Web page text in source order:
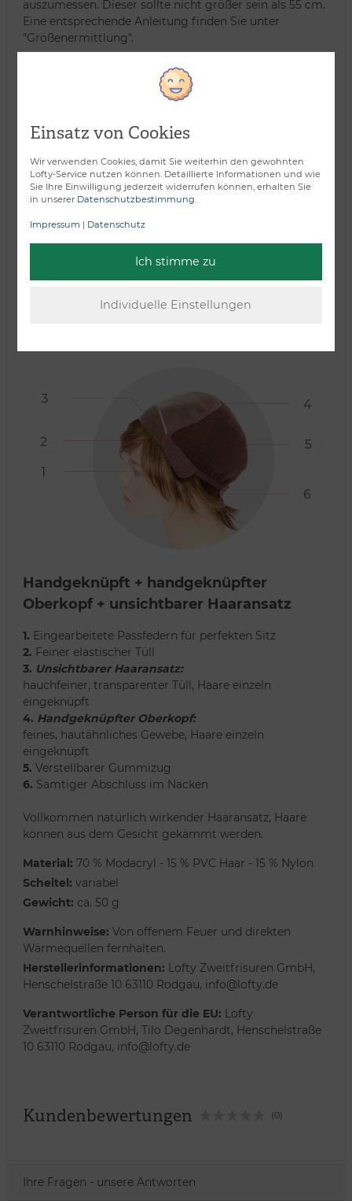
auszumessen. Dieser sollte nicht größer sein als 55 cm.
Eine entsprechende Anleitung finden Sie unter
"Größenermittlung".
Verarbeitungsart:
Handgeknüpft + handgeknüpfter
Oberkopf + unsichtbarer Haaransatz
1. Eingearbeitete Passfedern für perfekten Sitz
2. Feiner elastischer Tüll
3. Unsichtbarer Haaransatz:
hauchfeiner, transparenter Tüll, Haare einzeln
eingeknüpft
4. Handgeknüpfter Oberkopf:
feines, hautähnliches Gewebe, Haare einzeln
eingeknüpft
5. Verstellbarer Gummizug
6. Samtiger Abschluss im Nacken
Vollkommen natürlich wirkender Haaransatz, Haare
können aus dem Gesicht gekämmt werden.
Material: 70 % Modacryl - 15 % PVC Haar - 15 % Nylon
Scheitel: variabel
Gewicht: ca. 50 g
Warnhinweise: Von offenem Feuer und direkten
Wärmequellen fernhalten.
Herstellerinformationen: Lofty Zweitfrisuren GmbH,
Henschelstraße 10 63110 Rodgau, info@lofty.de
Verantwortliche Person für die EU: Lofty
Zweitfrisuren GmbH, Tilo Degenhardt, Henschelstraße
10 63110 Rodgau, info@lofty.de
Kundenbewertungen (0)
Ihre Fragen - unsere Antworten
Einsatz von Cookies
Wir verwenden Cookies, damit Sie weiterhin den gewohnten
Lofty-Service nutzen können. Detaillierte Informationen und wie
Sie Ihre Einwilligung jederzeit widerrufen können, erhalten Sie
in unserer Datenschutzbestimmung.
Impressum | Datenschutz
Ich stimme zu